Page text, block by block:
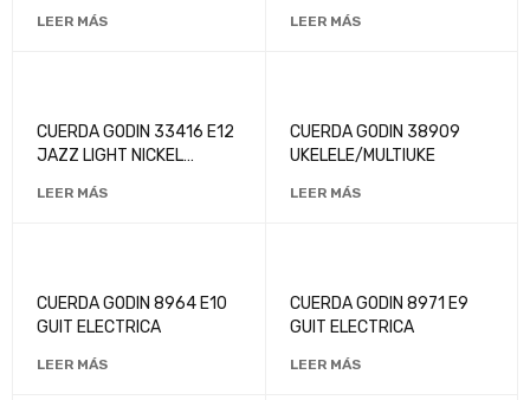
LEER MÁS LEER MÁS
CUERDA GODIN 33416 E12
JAZZ LIGHT NICKEL
LEER MÁS
CUERDA GODIN 38909
UKELELE/MULTIUKE
LEER MÁS
CUERDA GODIN 8964 E10
GUIT ELECTRICA
LEER MÁS
CUERDA GODIN 8971 E9
GUIT ELECTRICA
LEER MÁS